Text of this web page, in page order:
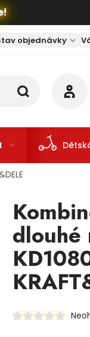
objednávky
dlouhé